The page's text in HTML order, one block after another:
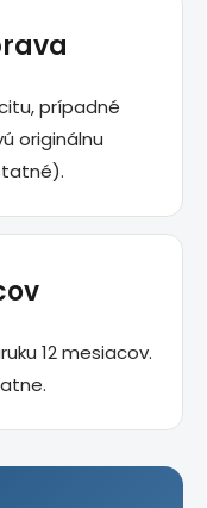
prípadné
originálnu
12 mesiacov.